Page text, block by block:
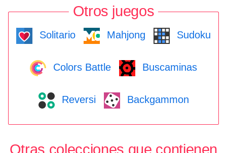
Otros juegos
Solitario Mahjong Sudoku
Colors Battle Buscaminas
Reversi Backgammon
Otras colecciones que contienen